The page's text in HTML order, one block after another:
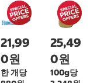
21,99
0원
한 개당
25,49
0원
100g당